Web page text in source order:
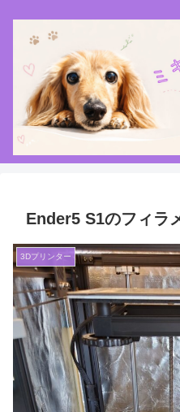
Ender5 S1のフィラ
3Dプリンター